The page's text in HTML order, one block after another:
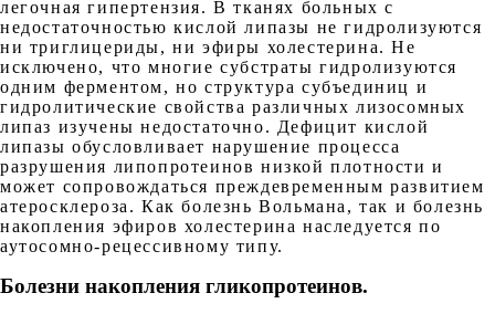
легочная гипертензия. В тканях больных с
недостаточностью кислой липазы не гидролизуются
ни триглицериды, ни эфиры холестерина. Не
исключено, что многие субстраты гидролизуются
одним ферментом, но структура субъединиц и
гидролитические свойства различных лизосомных
липаз изучены недостаточно. Дефицит кислой
липазы обусловливает нарушение процесса
разрушения липопротеинов низкой плотности и
может сопровождаться преждевременным развитием
атеросклероза. Как болезнь Вольмана, так и болезнь
накопления эфиров холестерина наследуется по
аутосомно-рецессивному типу.
Болезни накопления гликопротеинов.